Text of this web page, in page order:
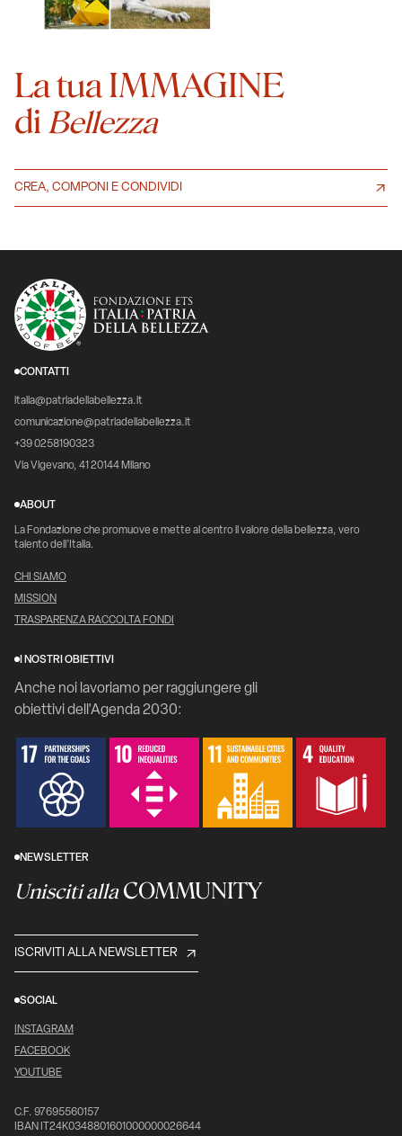
La tua IMMAGINE
di Bellezza
CREA, COMPONI E CONDIVIDI
CONTATTI
italia@patriadellabellezza.it
comunicazione@patriadellabellezza.it
+39 0258190323
Via Vigevano, 41 20144 Milano
ABOUT
La Fondazione che promuove e mette al centro il valore della bellezza, vero
talento dell’Italia.
CHI SIAMO
MISSION
TRASPARENZA RACCOLTA FONDI
I NOSTRI OBIETTIVI
Anche noi lavoriamo per raggiungere gli
obiettivi dell'Agenda 2030:
NEWSLETTER
Unisciti allaCOMMUNITY
ISCRIVITI ALLA NEWSLETTER
SOCIAL
INSTAGRAM
FACEBOOK
YOUTUBE
C.F. 97695560157
IBAN IT24K0348801601000000026644